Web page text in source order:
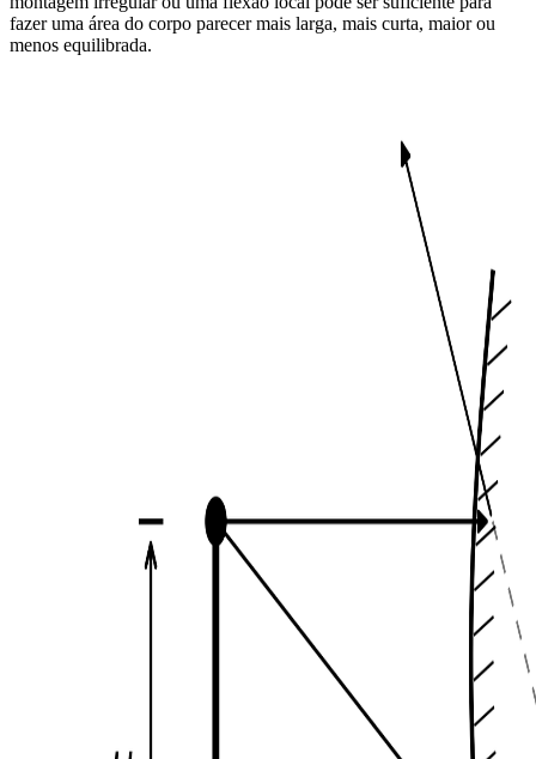
fazer uma área do corpo parecer mais larga, mais curta, maior ou
menos equilibrada.